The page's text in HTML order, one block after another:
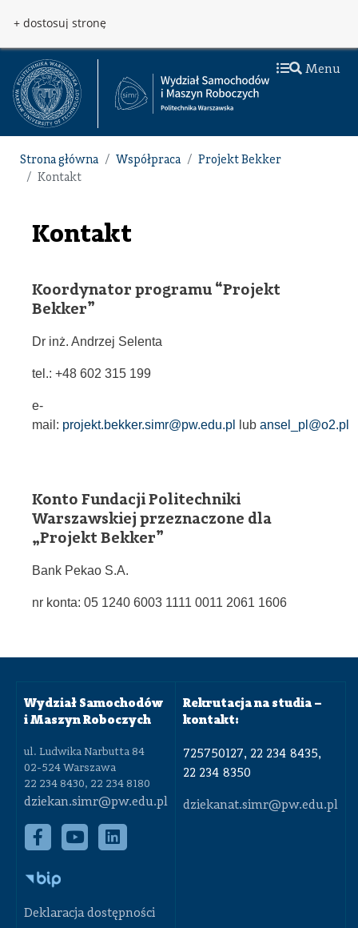
+ dostosuj stronę
Menu
Strona główna Współpraca
Projekt Bekker
Kontakt
Kontakt
Koordynator programu “Projekt
Bekker”
Dr inż. Andrzej Selenta
tel.: +48 602 315 199
e-
mail: projekt.bekker.simr@pw.edu.pl lubansel_pl@o2.pl
Konto Fundacji Politechniki
Warszawskiej przeznaczone dla
„Projekt Bekker”
Bank Pekao S.A.
nr konta: 05 1240 6003 1111 0011 2061 1606
Wydział Samochodów
i Maszyn Roboczych
ul. Ludwika Narbutta 84
02-524 Warszawa
22 234 8430, 22 234 8180
dziekan.simr@pw.edu.pl
Deklaracja dostępności
Rekrutacja na studia –
kontakt:
725750127, 22 234 8435,
22 234 8350
dziekanat.simr@pw.edu.pl